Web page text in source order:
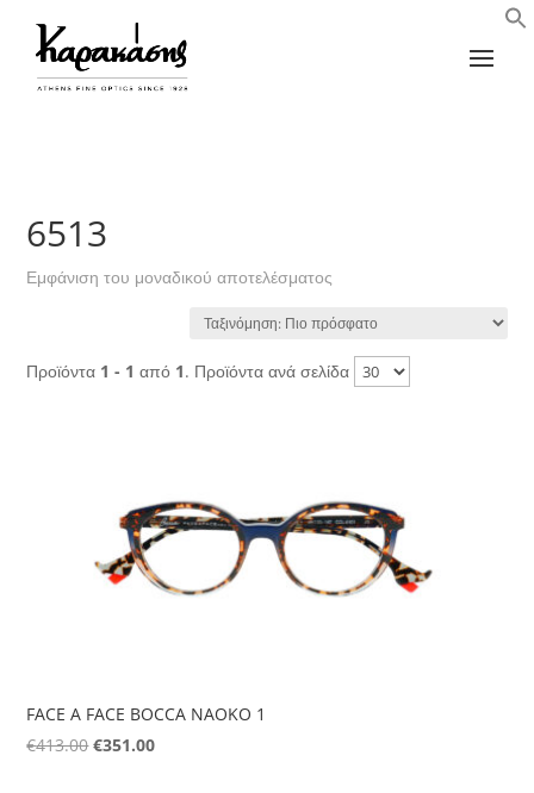
6513
Εμφάνιση του μοναδικού αποτελέσματος
Προϊόντα 1 - 1 από 1. Προϊόντα ανά σελίδα
FACE A FACE BOCCA NAOKO 1
€413.00Original
€351.00Η